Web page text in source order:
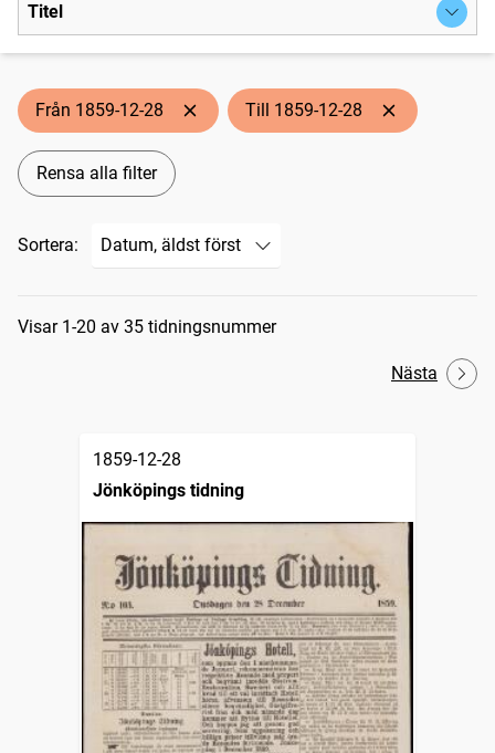
Titel
Från 1859-12-28 Till 1859-12-28
Rensa alla filter
Sortera:
Sökresultat
Visar 1-20 av 35 tidningsnummer
Nästa
1859-12-28
Jönköpings tidning